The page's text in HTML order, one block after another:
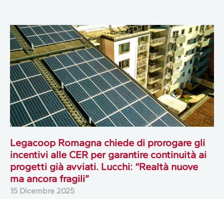
Legacoop Romagna chiede di prorogare gli
incentivi alle CER per garantire continuità ai
progetti già avviati. Lucchi: “Realtà nuove
ma ancora fragili”
15 Dicembre 2025